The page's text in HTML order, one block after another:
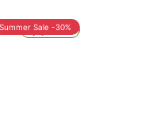
Wysyłka 24h
Summer Sale -30%